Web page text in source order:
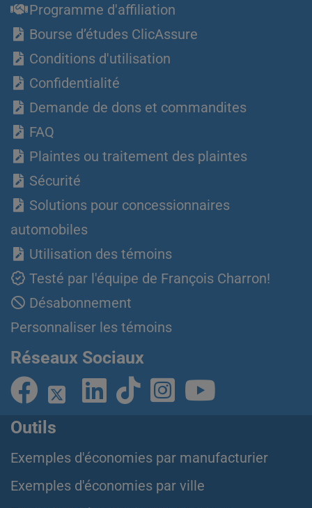
Programme d'affiliation
Bourse d’études ClicAssure
Conditions d'utilisation
Confidentialité
Demande de dons et commandites
FAQ
Plaintes ou traitement des plaintes
Sécurité
Solutions pour concessionnaires
automobiles
Utilisation des témoins
Testé par l'équipe de François Charron!
Désabonnement
Personnaliser les témoins
Réseaux Sociaux
Outils
Exemples d'économies par manufacturier
Exemples d'économies par ville